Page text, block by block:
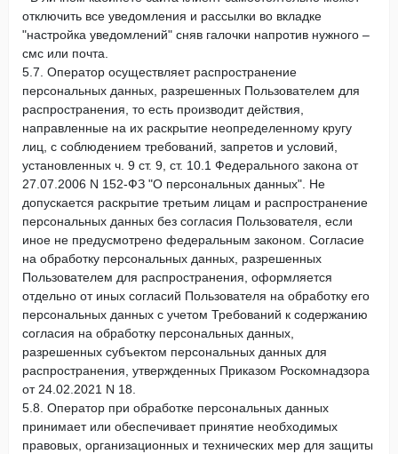
отключить все уведомления и рассылки во вкладке
"настройка уведомлений" сняв галочки напротив нужного –
смс или почта.
5.7. Оператор осуществляет распространение
персональных данных, разрешенных Пользователем для
распространения, то есть производит действия,
направленные на их раскрытие неопределенному кругу
лиц, с соблюдением требований, запретов и условий,
установленных ч. 9 ст. 9, ст. 10.1 Федерального закона от
27.07.2006 N 152-ФЗ "О персональных данных". Не
допускается раскрытие третьим лицам и распространение
персональных данных без согласия Пользователя, если
иное не предусмотрено федеральным законом. Согласие
на обработку персональных данных, разрешенных
Пользователем для распространения, оформляется
отдельно от иных согласий Пользователя на обработку его
персональных данных с учетом Требований к содержанию
согласия на обработку персональных данных,
разрешенных субъектом персональных данных для
распространения, утвержденных Приказом Роскомнадзора
от 24.02.2021 N 18.
5.8. Оператор при обработке персональных данных
принимает или обеспечивает принятие необходимых
правовых, организационных и технических мер для защиты